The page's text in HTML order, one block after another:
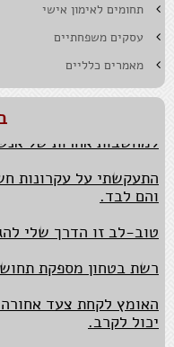
תחומים לאימון אישי
עסקים משפחתיים
מאמרים כלליים
המזל הטוב נתון
נאמנות למקור
להציג את המקור מידי יום.
בבסיסה של הגמישות
למחשבות אחרות של
והם לבד.
יכול לקרב.